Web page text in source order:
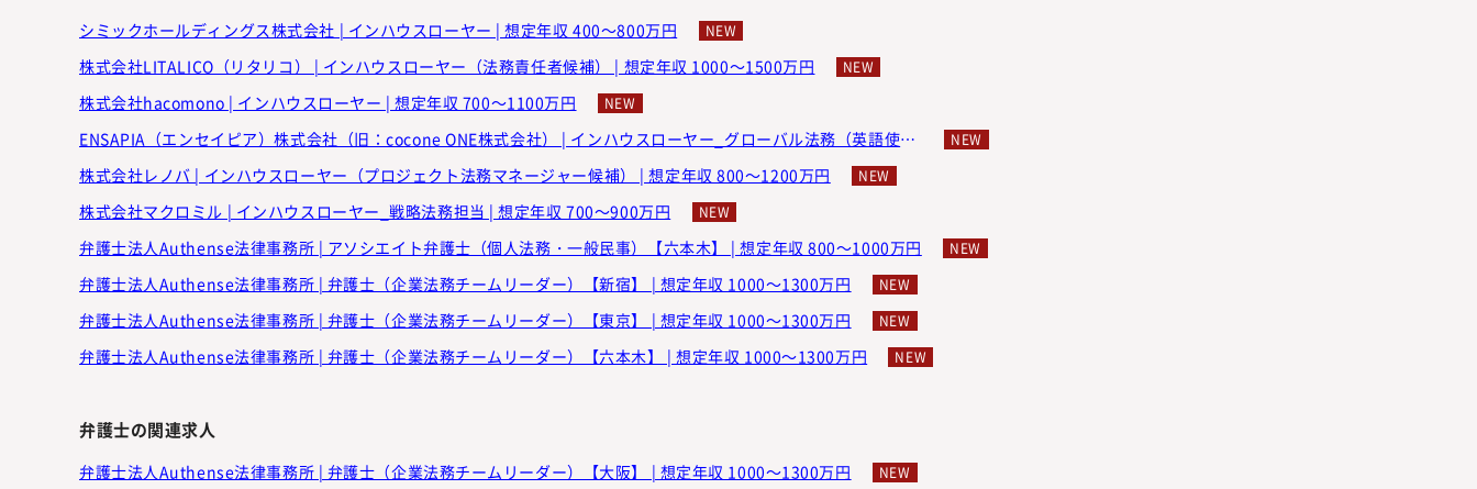
シミックホールディングス株式会社 | インハウスローヤー | 想定年収 400～800万円
株式会社LITALICO（リタリコ） | インハウスローヤー（法務責任者候補） | 想定年収 1000～1500万円
株式会社hacomono | インハウスローヤー | 想定年収 700～1100万円
ENSAPIA（エンセイピア）株式会社（旧：cocone ONE株式会社） | インハウスローヤー_グローバル法務（英語使用_国内外案件担当） | 想定年収 650～1000万円
株式会社レノバ | インハウスローヤー（プロジェクト法務マネージャー候補） | 想定年収 800～1200万円
株式会社マクロミル | インハウスローヤー_戦略法務担当 | 想定年収 700～900万円
弁護士法人Authense法律事務所 | アソシエイト弁護士（個人法務・一般民事）【六本木】 | 想定年収 800～1000万円
弁護士法人Authense法律事務所 | 弁護士（企業法務チームリーダー）【新宿】 | 想定年収 1000～1300万円
弁護士法人Authense法律事務所 | 弁護士（企業法務チームリーダー）【東京】 | 想定年収 1000～1300万円
弁護士法人Authense法律事務所 | 弁護士（企業法務チームリーダー）【六本木】 | 想定年収 1000～1300万円
弁護士の関連求人
弁護士法人Authense法律事務所 | 弁護士（企業法務チームリーダー）【大阪】 | 想定年収 1000～1300万円